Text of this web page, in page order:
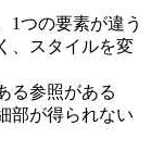
1つの要素が違う
、スタイルを変
る参照がある
部が得られない